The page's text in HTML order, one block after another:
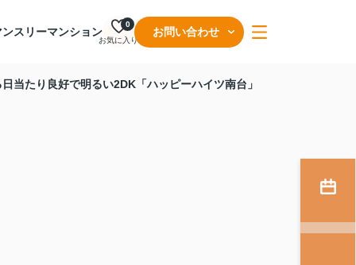
ンスリーマンション
お気に入り
0
お問い合わせ
たり良好で明るい2DK「ハッピーハイツ南台」